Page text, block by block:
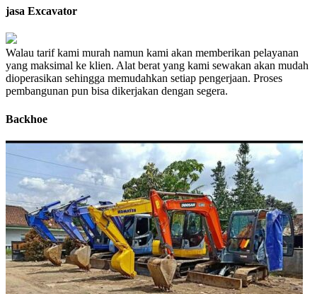
jasa Excavator
Walau tarif kami murah namun kami akan memberikan pelayanan
yang maksimal ke klien. Alat berat yang kami sewakan akan mudah
dioperasikan sehingga memudahkan setiap pengerjaan. Proses
pembangunan pun bisa dikerjakan dengan segera.
Backhoe